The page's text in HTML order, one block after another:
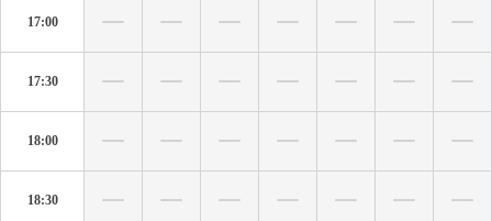
17:00
17:30
18:00
18:30